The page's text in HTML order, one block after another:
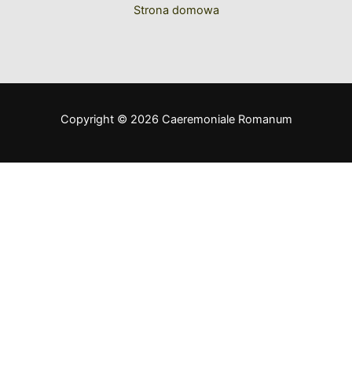
Strona domowa
Copyright © 2026 Caeremoniale Romanum